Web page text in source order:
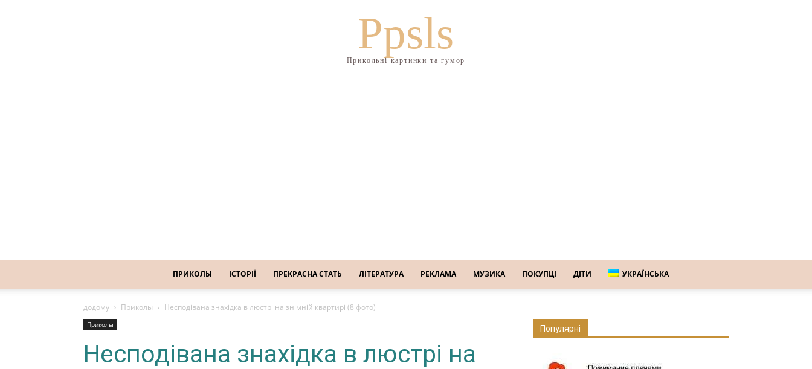
Ppsls
Прикольні картинки та гумор
ПРИКОЛЫ ІСТОРІЇ ПРЕКРАСНА СТАТЬ ЛІТЕРАТУРА РЕКЛАМА МУЗИКА ПОКУПЦІ ДІТИ УКРАЇНСЬКА
додому Приколы Несподівана знахідка в люстрі на знімній квартирі (8 фото)
Приколы
Несподівана знахідка в люстрі на
Популярні